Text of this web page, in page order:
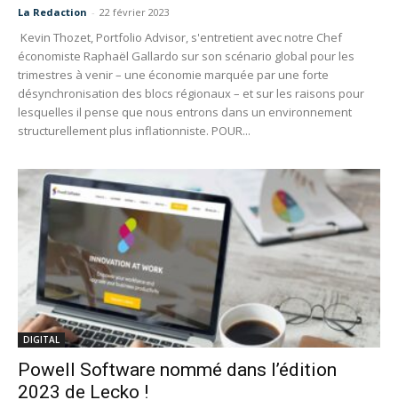
La Redaction - 22 février 2023
Kevin Thozet, Portfolio Advisor, s'entretient avec notre Chef
économiste Raphaël Gallardo sur son scénario global pour les
trimestres à venir – une économie marquée par une forte
désynchronisation des blocs régionaux – et sur les raisons pour
lesquelles il pense que nous entrons dans un environnement
structurellement plus inflationniste. POUR...
DIGITAL
Powell Software nommé dans l’édition
2023 de Lecko !